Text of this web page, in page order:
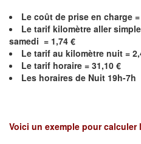
Le coût de prise en charge =
Le tarif kilomètre aller
samedi = 1,74 €
Le tarif au kilomètre nuit =
Le tarif horaire = 31,10 €
Les horaires de Nuit 19h-7h
Voici un exemple pour calculer